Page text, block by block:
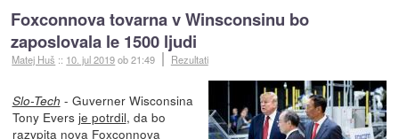
Foxconnova tovarna v Winsconsinu bo
zaposlovala le 1500 ljudi
Matej Huš :: 10. jul 2019ob 21:49 Rezultati
Slo-Tech - Guverner Wisconsina
Tony Evers je potrdil, da bo
razvpita nova Foxconnova